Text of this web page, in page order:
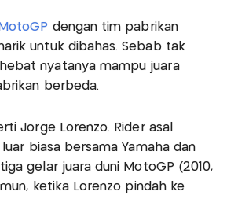
MotoGP dengan tim pabrikan
untuk dibahas. Sebab tak
nyatanya mampu juara
berbeda.
Jorge Lorenzo. Rider asal
biasa bersama Yamaha dan
gelar juara duni MotoGP (2010,
ketika Lorenzo pindah ke